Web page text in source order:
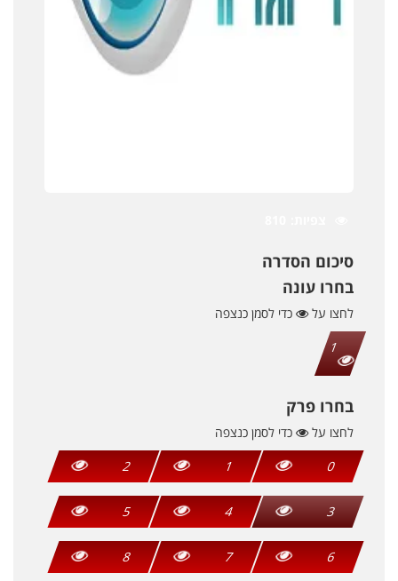
סיכום הסדרה
בחרו עונה
לחצו על
כדי לסמן כנצפה
1
בחרו פרק
לחצו על
כדי לסמן כנצפה
0
1
2
3
4
5
6
7
8